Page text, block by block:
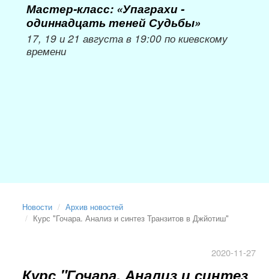
Мастер-класс: «Упаграхи -
одиннадцать теней Судьбы»
17, 19 и 21 августа в 19:00 по киевскому
времени
Новости
Архив новостей
Курс "Гочара. Анализ и синтез Транзитов в Джйотиш"
2020-11-27